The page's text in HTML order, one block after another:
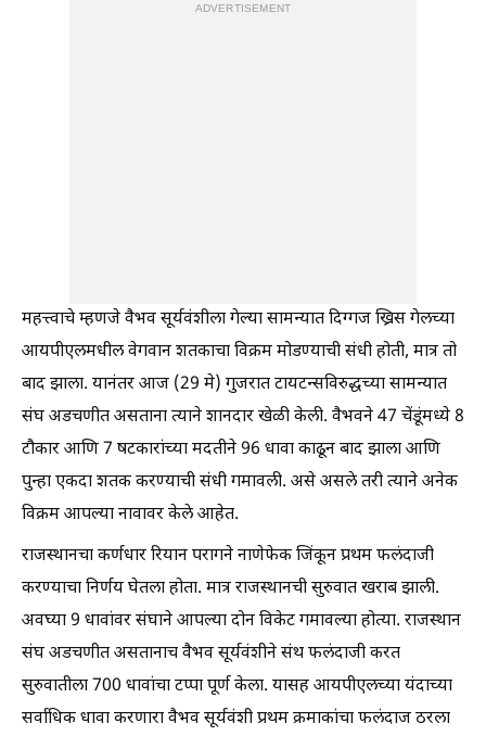
ADVERTISEMENT
महत्त्वाचे म्हणजे वैभव सूर्यवंशीला गेल्या सामन्यात दिग्गज ख्रिस गेलच्या
आयपीएलमधील वेगवान शतकाचा विक्रम मोडण्याची संधी होती, मात्र तो
बाद झाला. यानंतर आज (29 मे) गुजरात टायटन्सविरुद्धच्या सामन्यात
संघ अडचणीत असताना त्याने शानदार खेळी केली. वैभवने 47 चेंडूंमध्ये 8
टौकार आणि 7 षटकारांच्या मदतीने 96 धावा काढून बाद झाला आणि
पुन्हा एकदा शतक करण्याची संधी गमावली. असे असले तरी त्याने अनेक
विक्रम आपल्या नावावर केले आहेत.
राजस्थानचा कर्णधार रियान परागने नाणेफेक जिंकून प्रथम फलंदाजी
करण्याचा निर्णय घेतला होता. मात्र राजस्थानची सुरुवात खराब झाली.
अवघ्या 9 धावांवर संघाने आपल्या दोन विकेट गमावल्या होत्या. राजस्थान
संघ अडचणीत असतानाच वैभव सूर्यवंशीने संथ फलंदाजी करत
सुरुवातीला 700 धावांचा टप्पा पूर्ण केला. यासह आयपीएलच्या यंदाच्या
सर्वाधिक धावा करणारा वैभव सूर्यवंशी प्रथम क्रमाकांचा फलंदाज ठरला